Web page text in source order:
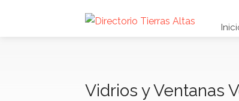
Vidrios y Ventanas